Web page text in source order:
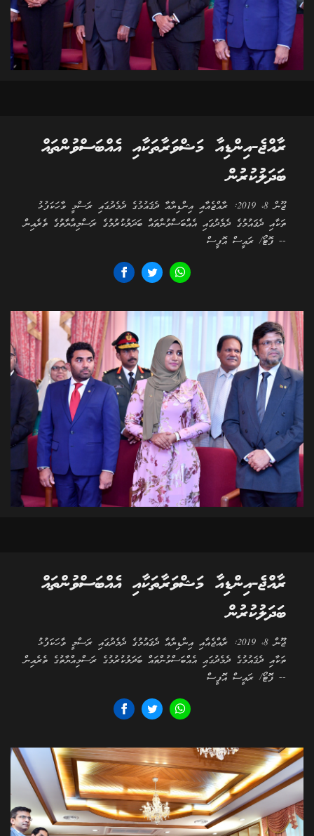
ރާއްޖެ-އިންޑިއާ މަޝްވަރާތަކާއި އެއްބަސްވުންތައް
ބަދަލުކުރުން
ޖޫން 8، 2019: ރާއްޖެއާއި އިންޑިޔާއާ ދެޤައުމުގެ ދެމެދުގައި ރަސްމީ ވާހަކަފުޅު
ތަކާއި ދެޤައުމުގެ ދެމެދުގައި އެއްބަސްވުންތައް ބަދަލުކުރުމުގެ ރަސްމިއްޔާތުގެ ތެރެއިން
-- ފޮޓޯ/ ރައީސް އޮފީސް
ރާއްޖެ-އިންޑިއާ މަޝްވަރާތަކާއި އެއްބަސްވުންތައް
ބަދަލުކުރުން
ޖޫން 8، 2019: ރާއްޖެއާއި އިންޑިޔާއާ ދެޤައުމުގެ ދެމެދުގައި ރަސްމީ ވާހަކަފުޅު
ތަކާއި ދެޤައުމުގެ ދެމެދުގައި އެއްބަސްވުންތައް ބަދަލުކުރުމުގެ ރަސްމިއްޔާތުގެ ތެރެއިން
-- ފޮޓޯ/ ރައީސް އޮފީސް